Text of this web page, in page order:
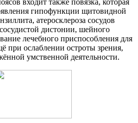
входит также повязка, которая
гипофункции щитовидной
атеросклероза сосудов
дистонии, шейного
лечебного приспособления для
при ослаблении остроты зрения,
умственной деятельности.